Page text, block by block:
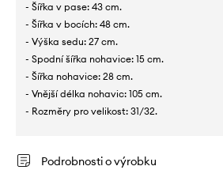
- Šířka v pase: 43 cm.
- Šířka v bocích: 48 cm.
- Výška sedu: 27 cm.
- Spodní šířka nohavice: 15 cm.
- Šířka nohavice: 28 cm.
- Vnější délka nohavic: 105 cm.
- Rozměry pro velikost: 31/32.
Podrobnosti o výrobku